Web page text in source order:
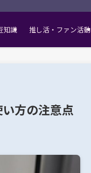
知識 推し活・ファン活動
方の注意点